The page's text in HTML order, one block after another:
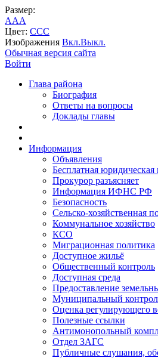
Размер:
AAA
Цвет: CCC
Изображения Вкл.Выкл.
Обычная версия сайта
Войти
Глава района
Биография
Ответы на вопросы
Доклады главы
Информация
Объявления
Бесплатная
Прокурор разъясняет
Информация ИФНС РФ
Безопасность
Сельско-хозяйственная
Коммунальное хозяйство
КСО
Миграционная политика
Доступное жильё
Общественный контроль
Доступная среда
Предоставление
Муниципальный
Оценка регулирующего
Полезные ссылки
Антимонопольный
Отдел ЗАГС
Публичные слушания,